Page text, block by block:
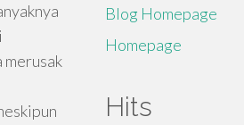
merusak
Blog Homepage
Homepage
Hits